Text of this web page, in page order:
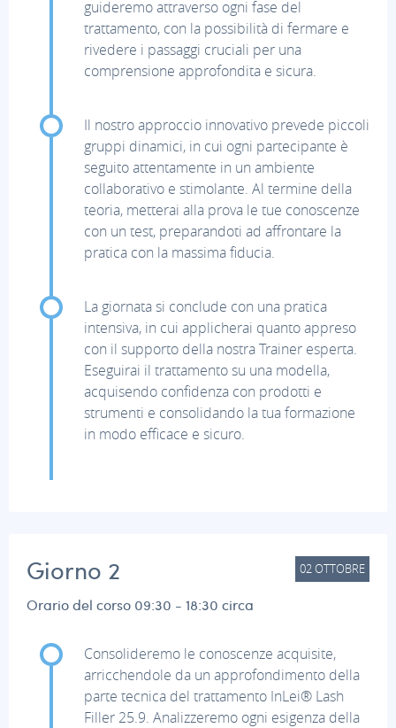
guideremo attraverso ogni fase del
trattamento, con la possibilità di fermare e
rivedere i passaggi cruciali per una
comprensione approfondita e sicura.
Il nostro approccio innovativo prevede piccoli
gruppi dinamici, in cui ogni partecipante è
seguito attentamente in un ambiente
collaborativo e stimolante. Al termine della
teoria, metterai alla prova le tue conoscenze
con un test, preparandoti ad affrontare la
pratica con la massima fiducia.
La giornata si conclude con una pratica
intensiva, in cui applicherai quanto appreso
con il supporto della nostra Trainer esperta.
Eseguirai il trattamento su una modella,
acquisendo confidenza con prodotti e
strumenti e consolidando la tua formazione
in modo efficace e sicuro.
02OTTOBRE
Giorno 2
Orario del corso 09:30 - 18:30 circa
Consolideremo le conoscenze acquisite,
arricchendole da un approfondimento della
parte tecnica del trattamento InLei® Lash
Filler 25.9. Analizzeremo ogni esigenza della